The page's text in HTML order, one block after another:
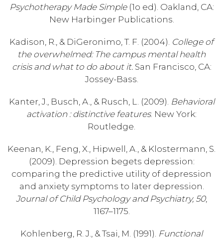
Psychotherapy Made Simple(1o ed). Oakland, CA:
New Harbinger Publications.
Kadison, R., & DiGeronimo, T. F. (2004). College of
the overwhelmed: The campus mental health
crisis and what to do about it.San Francisco, CA:
Jossey-Bass.
Kanter, J., Busch, A., & Rusch, L. (2009). Behavioral
activation : distinctive features. New York:
Routledge.
Keenan, K., Feng, X., Hipwell, A., & Klostermann, S.
(2009). Depression begets depression:
comparing the predictive utility of depression
and anxiety symptoms to later depression.
Journal of Child Psychology and Psychiatry, 50,
1167–1175.
Kohlenberg, R. J., & Tsai, M. (1991). Functional